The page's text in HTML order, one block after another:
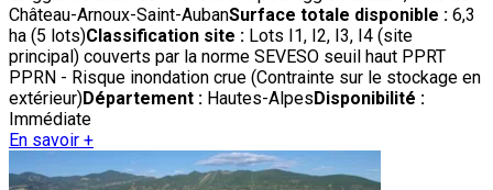
Château-Arnoux-Saint-AubanSurface totale disponible : 6,3
ha (5 lots)Classification site : Lots I1, I2, I3, I4 (site
principal) couverts par la norme SEVESO seuil haut PPRT
PPRN - Risque inondation crue (Contrainte sur le stockage en
extérieur)Département : Hautes-AlpesDisponibilité :
Immédiate
En savoir +